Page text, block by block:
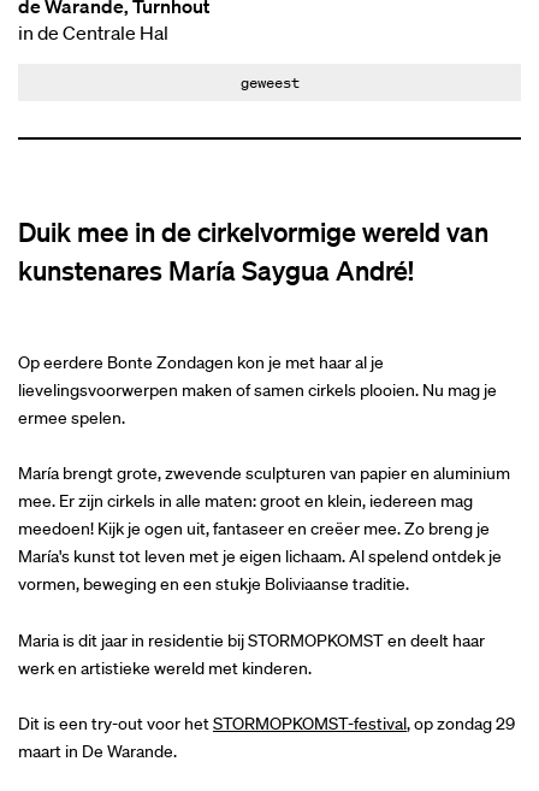
de Warande, Turnhout
in de Centrale Hal
geweest
Duik mee in de cirkelvormige wereld van
kunstenares María Saygua André!
Op eerdere Bonte Zondagen kon je met haar al je
lievelingsvoorwerpen maken of samen cirkels plooien. Nu mag je
ermee spelen.
María brengt grote, zwevende sculpturen van papier en aluminium
mee. Er zijn cirkels in alle maten: groot en klein, iedereen mag
meedoen! Kijk je ogen uit, fantaseer en creëer mee. Zo breng je
María's kunst tot leven met je eigen lichaam. Al spelend ontdek je
vormen, beweging en een stukje Boliviaanse traditie.
Maria is dit jaar in residentie bij STORMOPKOMST en deelt haar
werk en artistieke wereld met kinderen.
Dit is een try-out voor hetSTORMOPKOMST-festival, op zondag 29
maart in De Warande.